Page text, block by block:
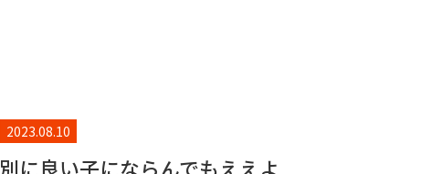
2023.08.10
別に良い子にならんでもええよ